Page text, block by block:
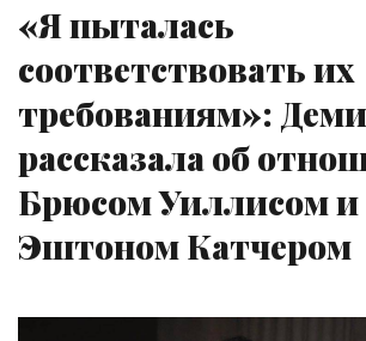
«Я пыталась
соответствовать их
требованиям»:
рассказала об
Брюсом Уиллисом и
Эштоном Катчером